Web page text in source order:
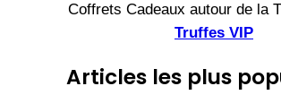
Coffrets Cadeaux autour de la
Truffes VIP
Articles les plus